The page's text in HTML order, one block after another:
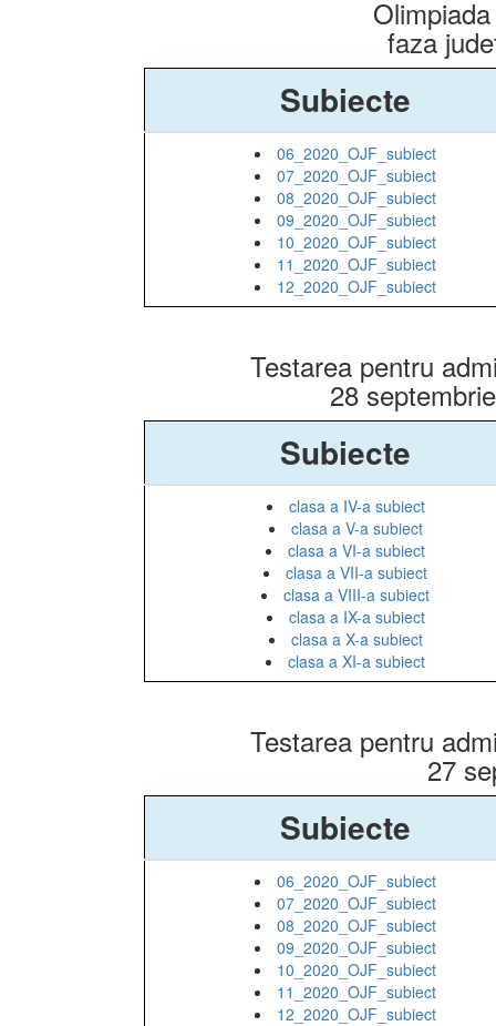
faza
Subiecte
06_2020_OJF_subiect
07_2020_OJF_subiect
08_2020_OJF_subiect
09_2020_OJF_subiect
10_2020_OJF_subiect
11_2020_OJF_subiect
12_2020_OJF_subiect
Testarea pentru
28
Subiecte
clasa a IV-a subiect
clasa a V-a subiect
clasa a VI-a subiect
clasa a VII-a subiect
clasa a VIII-a subiect
clasa a IX-a subiect
clasa a X-a subiect
clasa a XI-a subiect
Testarea pentru
27
Subiecte
06_2020_OJF_subiect
07_2020_OJF_subiect
08_2020_OJF_subiect
09_2020_OJF_subiect
10_2020_OJF_subiect
11_2020_OJF_subiect
12_2020_OJF_subiect